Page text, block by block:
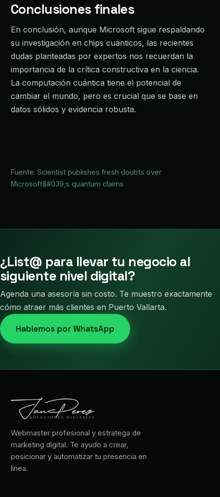
Conclusiones finales
En conclusión, aunque Microsoft sigue respaldando
su investigación en chips cuánticos, las recientes
dudas planteadas por expertos nos recuerdan la
importancia de la crítica constructiva en la ciencia.
La computación cuántica tiene el potencial de
cambiar el mundo, pero es crucial que se base en
datos sólidos y evidencia robusta.
Fuente: Scientist publishes fresh doubts over
Microsoft&#039;s quantum claims
¿List@ para llevar tu negocio al
siguiente nivel digital?
Agenda una asesoría sin costo. Te muestro exactamente
cómo atraer más clientes en Puerto Vallarta.
Hablemos por WhatsApp
Webmaster profesional y estratega de
marketing digital. Te ayudo a crear,
posicionar y automatizar tu presencia en
línea.